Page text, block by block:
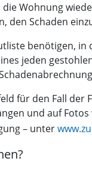
Wohnung
den Schaden
benötigen,
jeden
für den Fall
und auf
– unter